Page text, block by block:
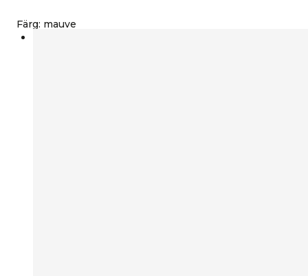
Färg: mauve